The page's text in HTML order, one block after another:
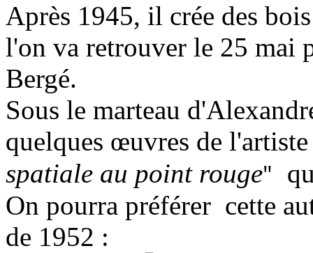
Après 1945, il crée des
l'on va retrouver le 25 mai
Bergé.
Sous le marteau
quelques œuvres de
spatiale au point rouge"
On pourra préférer cette
de 1952 :